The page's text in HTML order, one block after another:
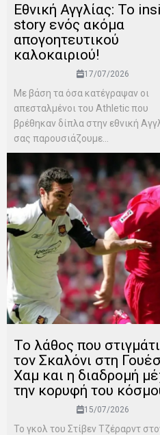
Εθνική Αγγλίας: Το
story ενός ακόμα
απογοητευτικού
καλοκαιριού!
17/07/2026
Mε βάση τα όσα κατέγραψαν οι
απεσταλμένοι του Αthletic που
βρέθηκαν δίπλα στην εθνική
σας παρουσιάζουμε...
Το λάθος που
τον Σκαλόνι στη
Χαμ και η διαδρομή
την κορυφή του
15/07/2026
Το γκολ του Στίβεν Τζέραρντ